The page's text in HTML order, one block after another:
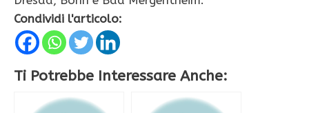
Condividi l'articolo:
Ti Potrebbe Interessare Anche: